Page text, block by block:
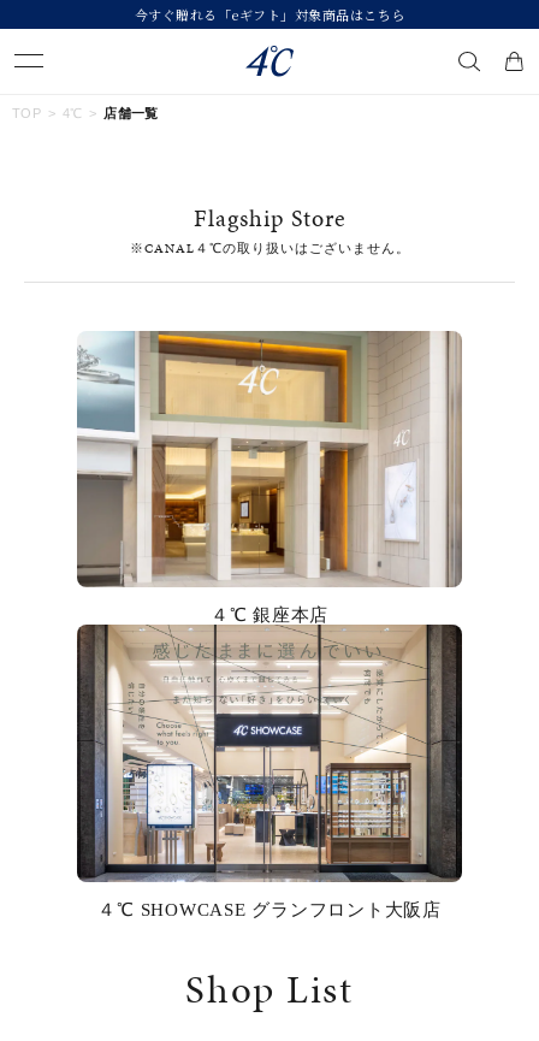
今すぐ贈れる「eギフト」対象商品はこちら
#ペア #ダイヤモンド ネックレス
#くまのプーさん
カテゴリー すべてのジュエリー
ファッションテイスト
着用シーン
TOP 4℃ 店舗一覧
Flagship Store
※CANAL４℃の取り扱いはございません。
４℃ 銀座本店
４℃ SHOWCASE グランフロント大阪店
Shop List